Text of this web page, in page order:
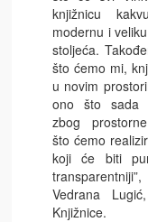
knjižnicu
modernu i
stoljeća.
što ćemo mi,
u novim
ono što sada
zbog
što ćemo
koji će biti
Vedrana
Knjižnice.